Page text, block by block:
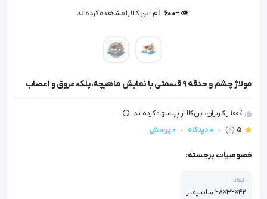
👁️ +
600 نفر این کالا را مشاهده کرده‌اند
مولاژ چشم و حدقه 9 قسمتی با نمایش ماهیچه،پلک،عروق و اعصاب
100٪ از کاربران، این کالا را پیشنهاد کرده اند.
5
(0) 0 دیدگاه 0 پرسش
خصوصیات برجسته:
ابعاد:
42×32×28 سانتیمتر